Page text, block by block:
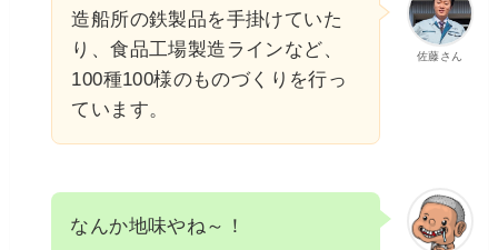
佐藤さん
造船所の鉄製品を手掛けていた
り、食品工場製造ラインなど、
100種100様のものづくりを行っ
ています。
なんか地味やね～！